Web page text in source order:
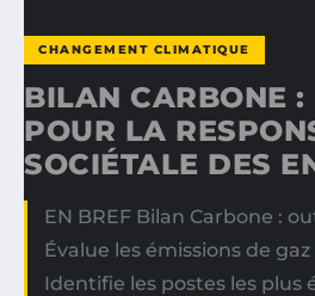
CHANGEMENT CLIMATIQUE
BILAN CARBONE :
POUR LA
SOCIÉTALE DES
EN BREF Bilan Carbone :
Évalue les émissions de
Identifie les postes les plus